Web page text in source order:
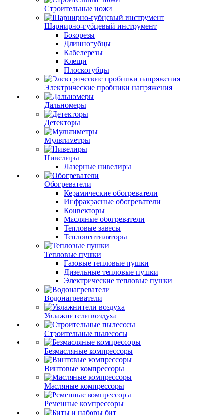
Строительные ножи
Шарнирно-губцевый инструмент
Бокорезы
Длинногубцы
Кабелерезы
Клещи
Плоскогубцы
Электрические пробники напряжения
Дальномеры
Детекторы
Мультиметры
Нивелиры
Лазерные нивелиры
Обогреватели
Керамические обогреватели
Инфракрасные обогреватели
Конвекторы
Масляные обогреватели
Тепловые завесы
Тепловентиляторы
Тепловые пушки
Газовые тепловые пушки
Дизельные тепловые пушки
Электрические тепловые пушки
Водонагреватели
Увлажнители воздуха
Строительные пылесосы
Безмасляные компрессоры
Винтовые компрессоры
Масляные компрессоры
Ременные компрессоры